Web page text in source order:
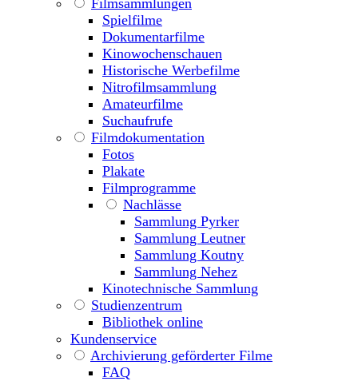
Spielfilme
Dokumentarfilme
Kinowochenschauen
Historische Werbefilme
Nitrofilmsammlung
Amateurfilme
Suchaufrufe
Filmdokumentation
Fotos
Plakate
Filmprogramme
Nachlässe
Sammlung Pyrker
Sammlung Leutner
Sammlung Koutny
Sammlung Nehez
Kinotechnische Sammlung
Studienzentrum
Bibliothek online
Kundenservice
Archivierung geförderter Filme
FAQ